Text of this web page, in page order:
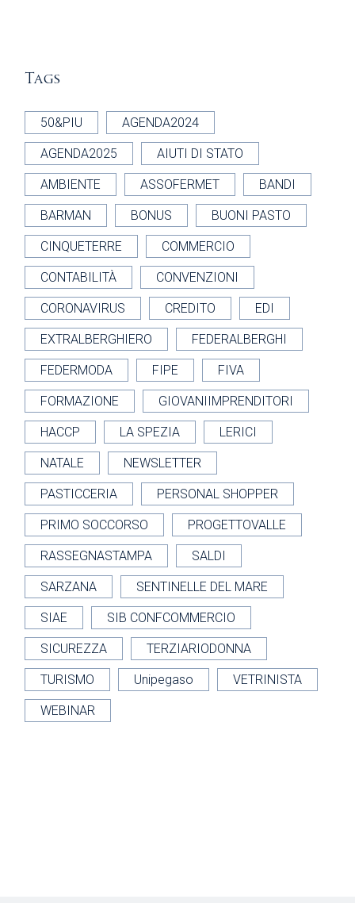
Tags
50&PIU AGENDA2024
AGENDA2025 AIUTI DI STATO
AMBIENTE ASSOFERMET BANDI
BARMAN BONUS BUONI PASTO
CINQUETERRE COMMERCIO
CONTABILITÀ CONVENZIONI
CORONAVIRUS CREDITO EDI
EXTRALBERGHIERO FEDERALBERGHI
FEDERMODA FIPE FIVA
FORMAZIONE GIOVANIIMPRENDITORI
HACCP LA SPEZIA LERICI
NATALE NEWSLETTER
PASTICCERIA PERSONAL SHOPPER
PRIMO SOCCORSO PROGETTOVALLE
RASSEGNASTAMPA SALDI
SARZANA SENTINELLE DEL MARE
SIAE SIB CONFCOMMERCIO
SICUREZZA TERZIARIODONNA
TURISMO Unipegaso VETRINISTA
WEBINAR